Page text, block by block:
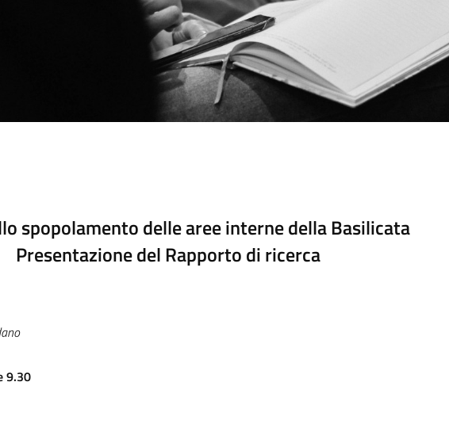
spopolamento delle aree interne della Basilicata
Presentazione del Rapporto di ricerca
9.30